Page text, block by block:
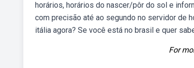
horários, horários do nascer/pôr do sol e
com precisão até ao segundo no servidor de
itália agora? Se você está no brasil e quer
For